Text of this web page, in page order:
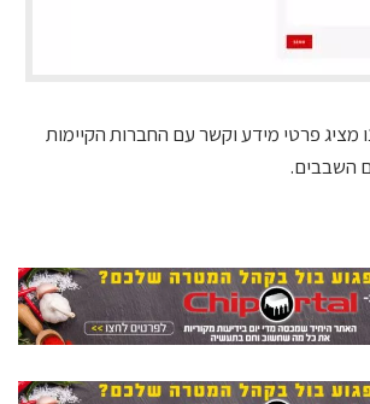
מציג פרטי מידע וקשר עם החברות הקיימות
השבבים.